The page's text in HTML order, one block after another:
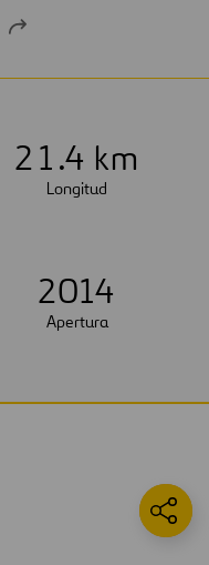
OPEN
21.4 km
Longitud
2014
Apertura